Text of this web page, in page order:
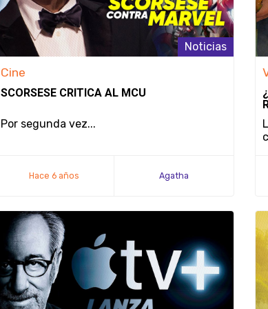
Noticias
Cine
SCORSESE CRITICA AL MCU
Por segunda vez...
Hace 6 años Agatha